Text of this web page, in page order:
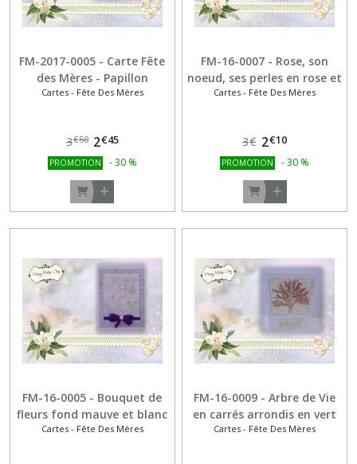
FM-2017-0005 - Carte Fête
des Mères - Papillon
dentelle en rose et blanc
Cartes - Fête Des Mères
3€50 2€45
PROMOTION -30 %
FM-16-0007 - Rose, son
noeud, ses perles en rose et
blanc
Cartes - Fête Des Mères
3€ 2€10
PROMOTION -30 %
FM-16-0005 - Bouquet de
fleurs fond mauve et blanc
Cartes - Fête Des Mères
FM-16-0009 - Arbre de Vie
en carrés arrondis en vert
et blanc
Cartes - Fête Des Mères